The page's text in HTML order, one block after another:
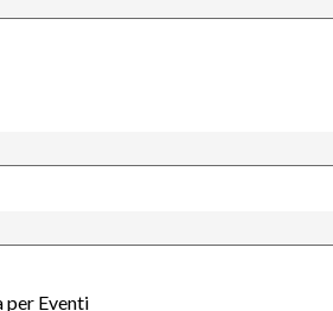
per Eventi